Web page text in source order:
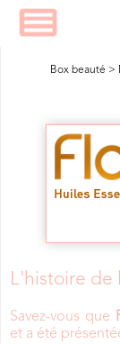
Box beauté >
L'histoire de
Savez-vous que
et a été